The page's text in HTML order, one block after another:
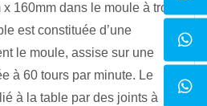
160mm dans le moule à trois
est constituée d’une
le moule, assise sur une
à 60 tours par minute. Le
à la table par des joints à